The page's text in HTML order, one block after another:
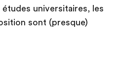
universitaires, les
sont (presque)